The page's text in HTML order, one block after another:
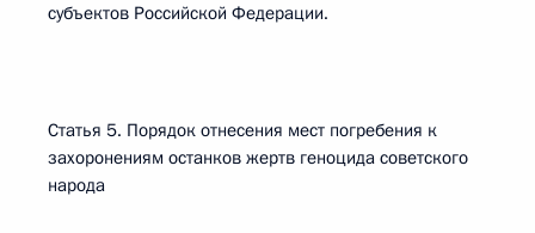
субъектов Российской Федерации.
Статья 5. Порядок отнесения мест погребения к
захоронениям останков жертв геноцида советского
народа